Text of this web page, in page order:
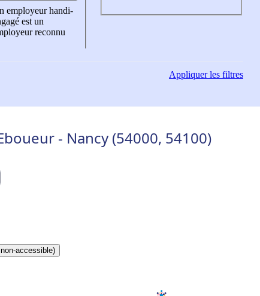
employeur handi-
est un
reconnu
Appliquerles filtres
- Nancy (54000, 54100)
accessible)